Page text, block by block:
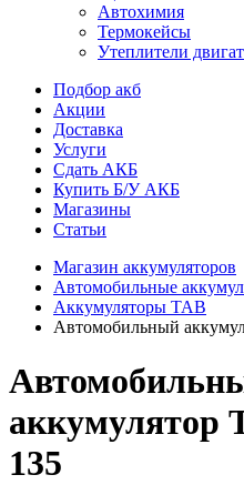
Автохимия
Термокейсы
Утеплители
Подбор акб
Акции
Доставка
Услуги
Сдать АКБ
Купить Б/У АКБ
Магазины
Статьи
Магазин аккумуляторов
Автомобильные
Аккумуляторы TAB
Автомобильный
аккумулятор
135